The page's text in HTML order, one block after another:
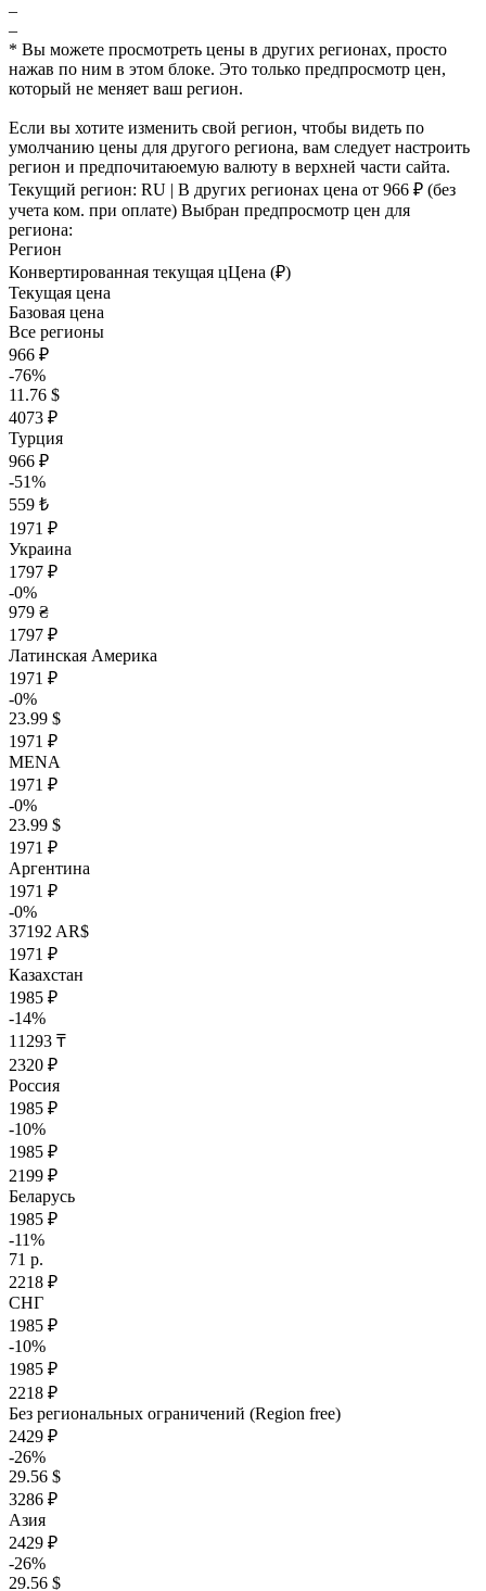
–
–
* Вы можете просмотреть цены в других регионах, просто
нажав по ним в этом блоке. Это только предпросмотр цен,
который не меняет ваш регион.
Если вы хотите изменить свой регион, чтобы видеть по
умолчанию цены для другого региона, вам следует настроить
регион и предпочитаюемую валюту в верхней части сайта.
Текущий регион: RU | В других регионах цена от 966 ₽ (без
учета ком. при оплате) Выбран предпросмотр цен для
региона:
Регион
Конвертированная текущая цЦена (₽)
Текущая цена
Базовая цена
Все регионы
966 ₽
-76%
11.76 $
4073 ₽
Турция
966 ₽
-51%
559 ₺
1971 ₽
Украина
1797 ₽
-0%
979 ₴
1797 ₽
Латинская Америка
1971 ₽
-0%
23.99 $
1971 ₽
MENA
1971 ₽
-0%
23.99 $
1971 ₽
Аргентина
1971 ₽
-0%
37192 AR$
1971 ₽
Казахстан
1985 ₽
-14%
11293 ₸
2320 ₽
Россия
1985 ₽
-10%
1985 ₽
2199 ₽
Беларусь
1985 ₽
-11%
71 р.
2218 ₽
СНГ
1985 ₽
-10%
1985 ₽
2218 ₽
Без региональных ограничений (Region free)
2429 ₽
-26%
29.56 $
3286 ₽
Азия
2429 ₽
-26%
29.56 $